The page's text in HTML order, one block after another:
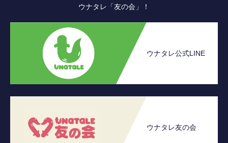
ウナタレ「友の会」！
ウナタレ公式LINE
ウナタレ友の会